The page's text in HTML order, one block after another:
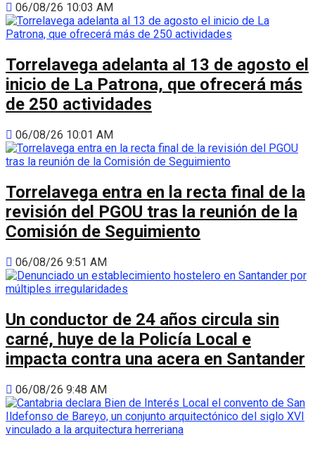
06/08/26 10:03 AM
Torrelavega adelanta al 13 de agosto el
inicio de La Patrona, que ofrecerá más
de 250 actividades
06/08/26 10:01 AM
Torrelavega entra en la recta final de la
revisión del PGOU tras la reunión de la
Comisión de Seguimiento
06/08/26 9:51 AM
Un conductor de 24 años circula sin
carné, huye de la Policía Local e
impacta contra una acera en Santander
06/08/26 9:48 AM